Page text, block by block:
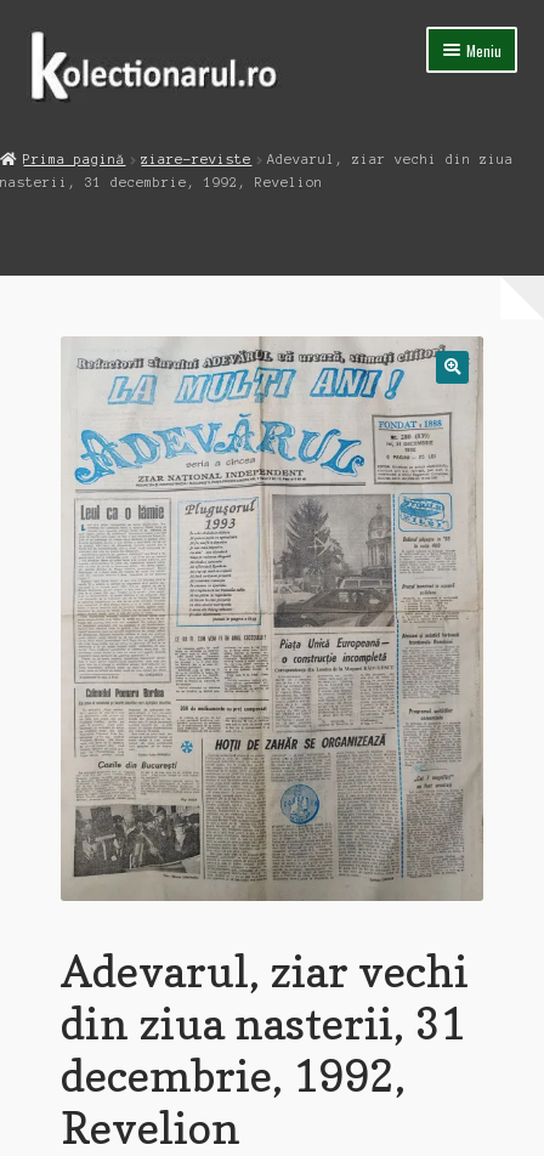
Sari
navigare
Sari
conținut
Meniu
Magazin
Contact
Prima pagină ziare-reviste
Adevarul, ziar vechi din ziua
nasterii, 31 decembrie, 1992, Revelion
Adevarul, ziar vechi
din ziua nasterii, 31
decembrie, 1992,
Revelion